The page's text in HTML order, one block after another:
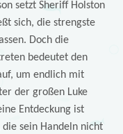
setzt Sheriff Holston
sich, die strengste
Doch die
bedeutet den
um endlich mit
der großen Luke
Entdeckung ist
sein Handeln nicht